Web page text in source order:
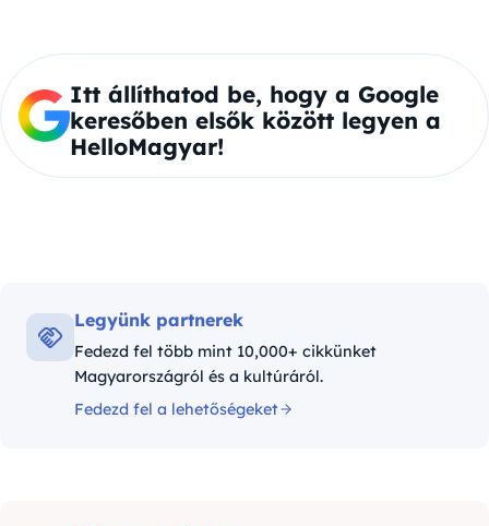
Itt állíthatod be, hogy a Google
keresőben elsők között legyen a
HelloMagyar!
Legyünk partnerek
Fedezd fel több mint 10,000+ cikkünket
Magyarországról és a kultúráról.
Fedezd fel a lehetőségeket